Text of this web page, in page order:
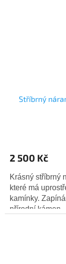
Stříbrný
2 500 Kč
Krásný stříbrný
které má
kamínky.
přírodní kámen...